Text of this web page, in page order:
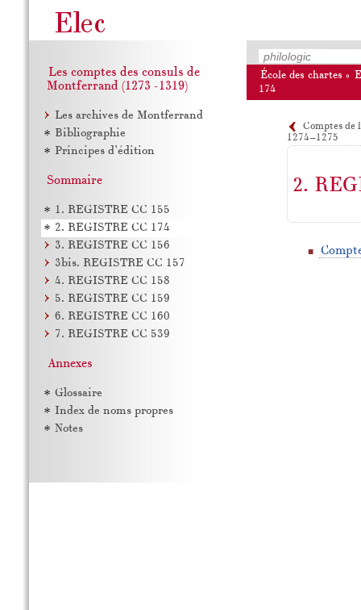
Les comptes des consuls de
Montferrand (1273–1319)
Les archives de Montferrand
Bibliographie
Principes d’édition
Sommaire
1. REGISTRE CC 155
2. REGISTRE CC 174
3. REGISTRE CC 156
3bis. REGISTRE CC 157
4. REGISTRE CC 158
5. REGISTRE CC 159
6. REGISTRE CC 160
7. REGISTRE CC 539
Annexes
Glossaire
Index de noms propres
Notes
École des chartes »
174
Comptes de
1274–1275
2.